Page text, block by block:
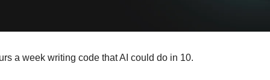
a week writing code that AI could do in 10.